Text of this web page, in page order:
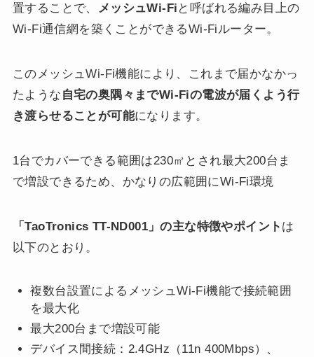
置することで、
メッシュWi-Fi と呼ばれる編み目上の
Wi-Fi通信網を築くことができるWi-Fiルーター。
このメッシュWi-Fi機能により、これまで届かなかっ
たような 自宅の奥隅々までWi-Fiの電波が届くよう行
き渡らせることが可能になります。
1台でカバーできる範囲は230㎡とされ最大200台ま
で増設できるため、かなりの広範囲にWi-Fi環境
「TaoTronics TT-ND001」の主な特徴やポイント は
以下のとおり。
複数台設置によるメッシュWi-Fi機能で接続範囲
を最大化
最大200台まで増設可能
デバイス間接続：2.4GHz（11n 400Mbps）、